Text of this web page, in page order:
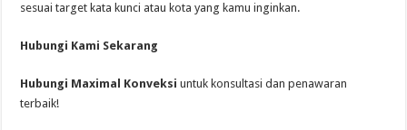
sesuai target kata kunci atau kota yang kamu inginkan.
Hubungi Kami Sekarang
Hubungi Maximal Konveksi untuk konsultasi dan penawaran
terbaik!